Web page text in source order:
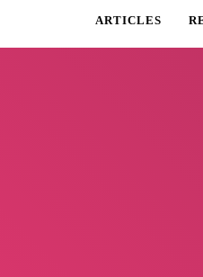
ARTICLES